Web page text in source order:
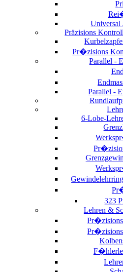
Universal
Präzisions
Pr�zisions
Parallel -
Parallel -
6-Lobe-
323
Lehren &